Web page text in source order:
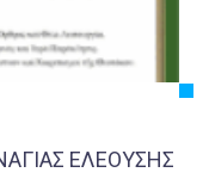
ΕΛΕΟΥΣΗΣ